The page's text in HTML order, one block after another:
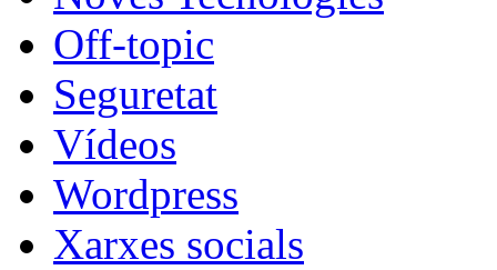
Off-topic
Seguretat
Vídeos
Wordpress
Xarxes socials